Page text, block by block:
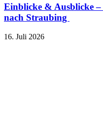
Einblicke & Ausblicke
nach Straubing
16. Juli 2026